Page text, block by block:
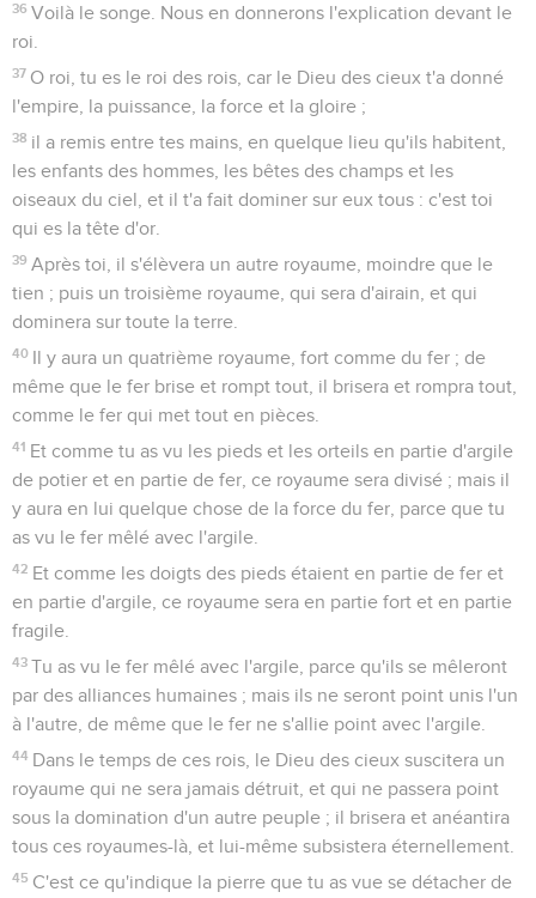
36 Voilà le songe. Nous en donnerons l'explication devant le
roi.
37 O roi, tu es le roi des rois, car le Dieu des cieux t'a donné
l'empire, la puissance, la force et la gloire ;
38 il a remis entre tes mains, en quelque lieu qu'ils habitent,
les enfants des hommes, les bêtes des champs et les
oiseaux du ciel, et il t'a fait dominer sur eux tous : c'est toi
qui es la tête d'or.
39 Après toi, il s'élèvera un autre royaume, moindre que le
tien ; puis un troisième royaume, qui sera d'airain, et qui
dominera sur toute la terre.
40 Il y aura un quatrième royaume, fort comme du fer ; de
même que le fer brise et rompt tout, il brisera et rompra tout,
comme le fer qui met tout en pièces.
41 Et comme tu as vu les pieds et les orteils en partie d'argile
de potier et en partie de fer, ce royaume sera divisé ; mais il
y aura en lui quelque chose de la force du fer, parce que tu
as vu le fer mêlé avec l'argile.
42 Et comme les doigts des pieds étaient en partie de fer et
en partie d'argile, ce royaume sera en partie fort et en partie
fragile.
43 Tu as vu le fer mêlé avec l'argile, parce qu'ils se mêleront
par des alliances humaines ; mais ils ne seront point unis l'un
à l'autre, de même que le fer ne s'allie point avec l'argile.
44 Dans le temps de ces rois, le Dieu des cieux suscitera un
royaume qui ne sera jamais détruit, et qui ne passera point
sous la domination d'un autre peuple ; il brisera et anéantira
tous ces royaumes-là, et lui-même subsistera éternellement.
45 C'est ce qu'indique la pierre que tu as vue se détacher de